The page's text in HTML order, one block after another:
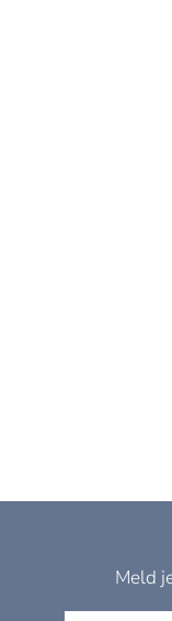
Meld